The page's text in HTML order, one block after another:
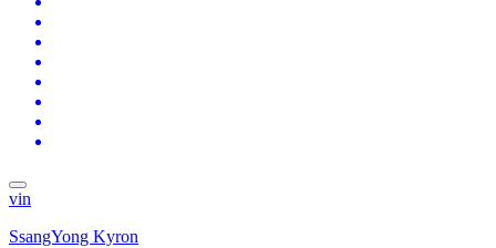
vin
SsangYong Kyron